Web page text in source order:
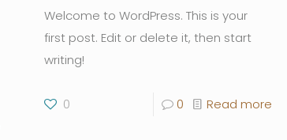
Welcome to WordPress. This is your
first post. Edit or delete it, then start
writing!
0 0 Read more